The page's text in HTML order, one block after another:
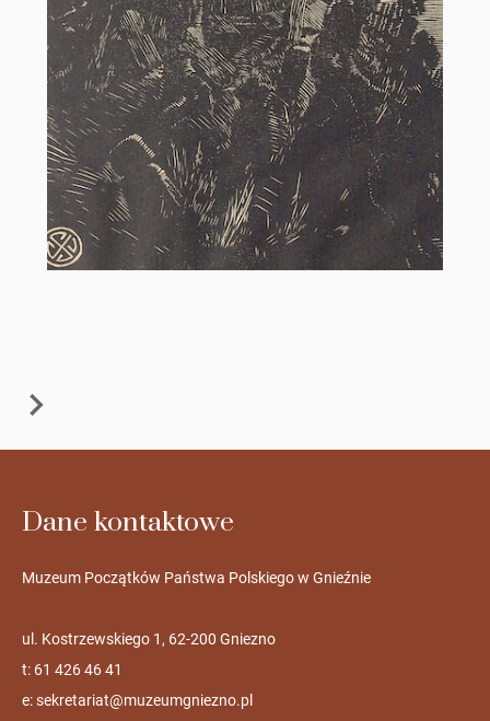
Dane kontaktowe
Muzeum Początków Państwa Polskiego w Gnieźnie
ul. Kostrzewskiego 1, 62-200 Gniezno
t: 61 426 46 41
e:sekretariat@muzeumgniezno.pl